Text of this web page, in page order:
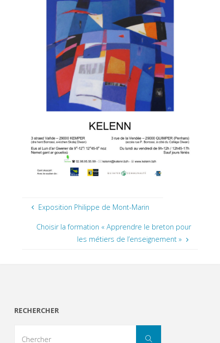
Exposition Philippe de Mont-Marin
Choisir la formation « Apprendre le breton pour
les métiers de l’enseignement »
RECHERCHER
Chercher